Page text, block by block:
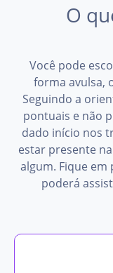
O
Você pode
forma avulsa,
Seguindo a
pontuais e não
dado início nos
estar presente
algum. Fique em
poderá